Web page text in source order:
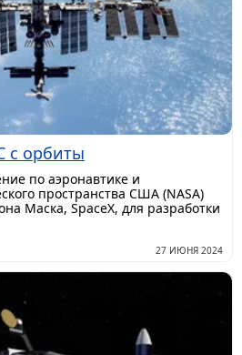
с орбиты
по аэронавтике и
пространства США (NASA)
Маска, SpaceX, для разработки
27 ИЮНЯ 2024